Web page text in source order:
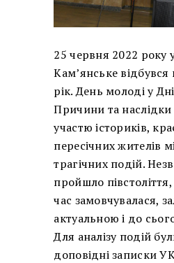
25 червня 2022 року у
Кам’янське відбувся
рік. День молоді у
Причини та
участю істориків,
пересічних жителів
трагічних подій.
пройшло
час замовчувалася,
актуальною і до
Для аналізу подій
доповідні записки